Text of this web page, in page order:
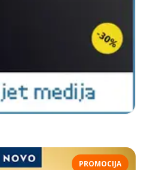
PROMOCIJA